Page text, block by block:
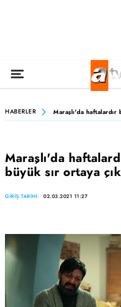
HABERLER Maraşlı'da haftalardır
Maraşlı'da
büyük sır ortaya
GİRİŞ TARİHİ: 02.03.2021 11:27